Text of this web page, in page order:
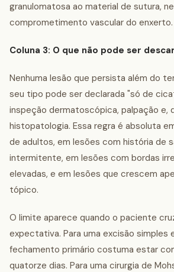
granulomatosa ao material de sutura,
comprometimento vascular do enxerto.
Coluna 3: O que não pode ser
Nenhuma lesão que persista além do
seu tipo pode ser declarada "só de
inspeção dermatoscópica, palpação e,
histopatologia. Essa regra é absoluta
de adultos, em lesões com história de
intermitente, em lesões com bordas
elevadas, e em lesões que crescem
tópico.
O limite aparece quando o paciente
expectativa. Para uma excisão simples
fechamento primário costuma estar
quatorze dias. Para uma cirurgia de